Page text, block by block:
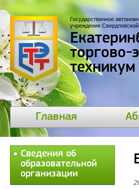
Государственное
учреждение
торгово-
техникум
Главная
Сведения об
образовательной
организации